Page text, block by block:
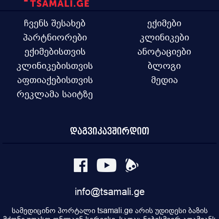
ჩვენს შესახებ
პარტნიორები
ექიმებისთვის
კლინიკებისთვის
აფთიაქებისთვის
რეკლამა საიტზე
ექიმები
კლინიკები
ანოტაციები
ბლოგი
მედია
დაგვიკავშირდით
info@tsamali.ge
სამედიცინო პორტალი tsamali.ge არის უდიდესი ბაზის